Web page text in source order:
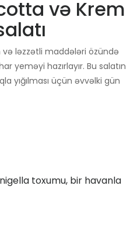
və Krem
ləzzətli maddələri özündə
yeməyi hazırlayır. Bu salatın
yığılması üçün əvvəlki gün
nigella toxumu, bir havanla